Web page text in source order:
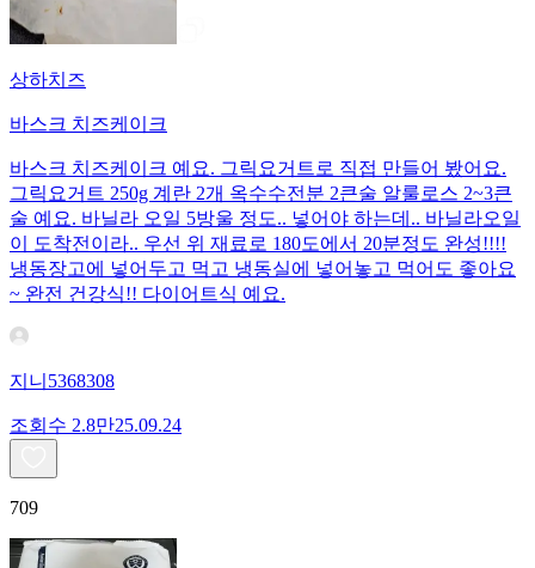
상하치즈
바스크 치즈케이크
바스크 치즈케이크 예요. 그릭요거트로 직접 만들어 봤어요.
그릭요거트 250g 계란 2개 옥수수전분 2큰술 알룰로스 2~3큰
술 예요. 바닐라 오일 5방울 정도.. 넣어야 하는데.. 바닐라오일
이 도착전이라.. 우선 위 재료로 180도에서 20분정도 완성!!!!
냉동장고에 넣어두고 먹고 냉동실에 넣어놓고 먹어도 좋아요
~ 완전 건강식!! 다이어트식 예요.
지니5368308
조회수 2.8만25.09.24
709